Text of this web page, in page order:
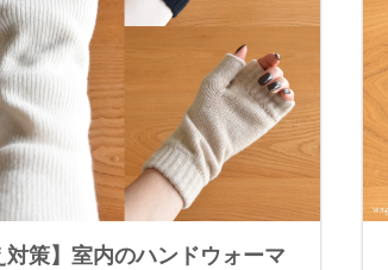
対策】室内のハンドウォーマ